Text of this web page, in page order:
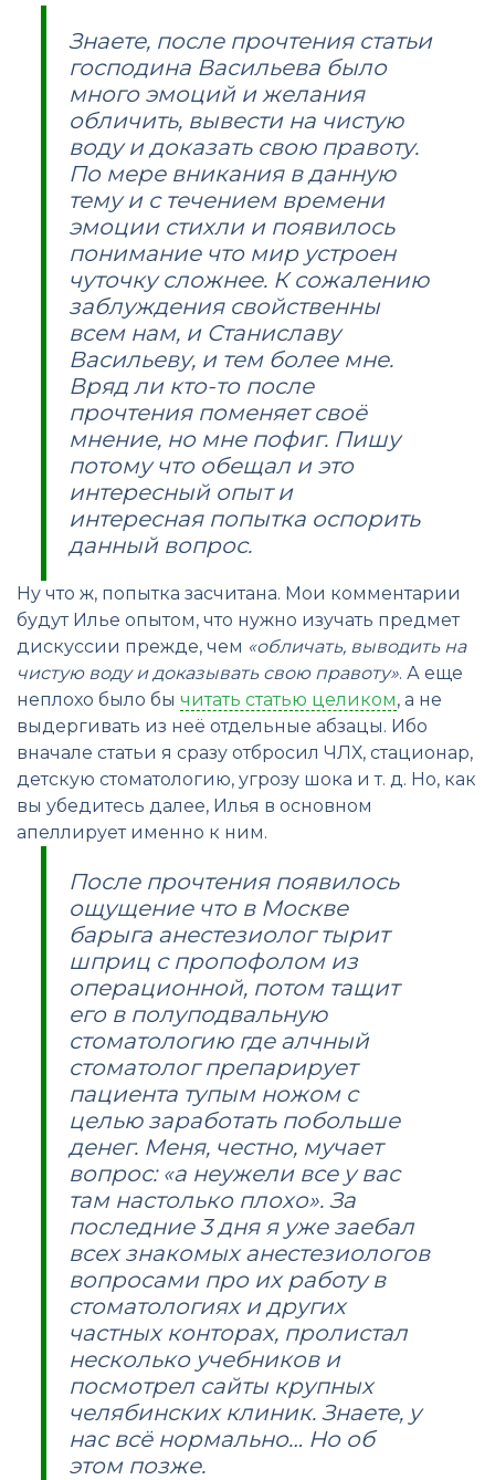
Знаете, после прочтения статьи
господина Васильева было
много эмоций и желания
обличить, вывести на чистую
воду и доказать свою правоту.
По мере вникания в данную
тему и с течением времени
эмоции стихли и появилось
понимание что мир устроен
чуточку сложнее. К сожалению
заблуждения свойственны
всем нам, и Станиславу
Васильеву, и тем более мне.
Вряд ли кто-то после
прочтения поменяет своё
мнение, но мне пофиг. Пишу
потому что обещал и это
интересный опыт и
интересная попытка оспорить
данный вопрос.
Ну что ж, попытка засчитана. Мои комментарии
будут Илье опытом, что нужно изучать предмет
дискуссии прежде, чем «обличать, выводить на
чистую воду и доказывать свою правоту». А еще
неплохо было бы читать статью целиком, а не
выдергивать из неё отдельные абзацы. Ибо
вначале статьи я сразу отбросил ЧЛХ, стационар,
детскую стоматологию, угрозу шока и т. д. Но, как
вы убедитесь далее, Илья в основном
апеллирует именно к ним.
После прочтения появилось
ощущение что в Москве
барыга анестезиолог тырит
шприц с пропофолом из
операционной, потом тащит
его в полуподвальную
стоматологию где алчный
стоматолог препарирует
пациента тупым ножом с
целью заработать побольше
денег. Меня, честно, мучает
вопрос: «а неужели все у вас
там настолько плохо». За
последние 3 дня я уже заебал
всех знакомых анестезиологов
вопросами про их работу в
стоматологиях и других
частных конторах, пролистал
несколько учебников и
посмотрел сайты крупных
челябинских клиник. Знаете, у
нас всё нормально… Но об
этом позже.